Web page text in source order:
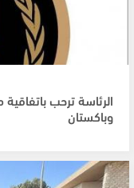
الرئاسة ترحب
وباكستان